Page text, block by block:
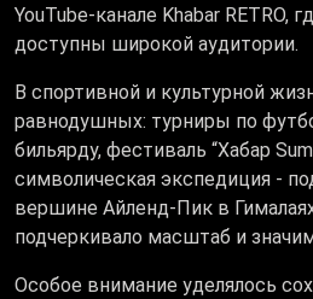
YouTube-канале Khabar RETRO,
доступны широкой аудитории.
В спортивной и культурной
равнодушных: турниры по
бильярду, фестиваль “Хабар
символическая экспедиция -
вершине Айленд-Пик в
подчеркивало масштаб и
Особое внимание уделялось